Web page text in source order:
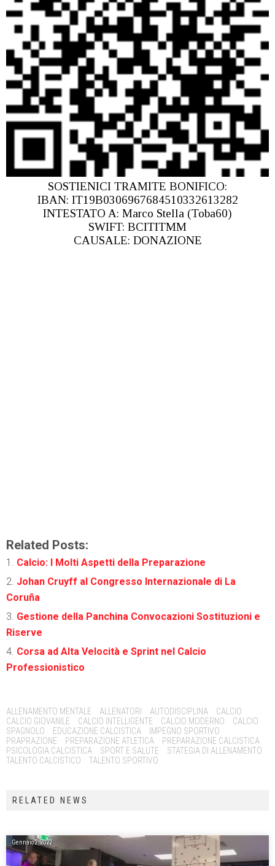
SOSTIENICI TRAMITE BONIFICO:
IBAN: IT19B0306967684510332613282
INTESTATO A: Marco Stella (Toba60)
SWIFT: BCITITMM
CAUSALE: DONAZIONE
Related Posts:
Calcio: I Molti Aspetti della Preparazione
Johan Cruyff al Congresso Internazionale di La
Coruña
Gestione della Panchina Convocazioni Sostituzioni e
Riserve
Corsa ad Alta Velocità e Sprint nel Calcio
Professionistico
Tags:
ALLENAMENTO MENTALE ALLENATORI AUTODISCIPLINA
CALCIO
CALCIO GIOVANILE
CALCIO INTELLIGENTE CALCIO MODERNO
CALCIO
SPAGNOLO
EDUCAZIONE CALCISTICA
IMPEGNO SPORTIVO
PRAPRAZIONE
PREPARAZIONE ATLETICA
PREPARAZIONE CALCISTICA
PSICOLOGIA CALCISTICA
SPORT E SALUTE
STATEGIA DI ALLENAMENTO
TALENTO CALCISTICO
TALENTO SPORTIVO
RELATED NEWS
Gennaio 2, 2022